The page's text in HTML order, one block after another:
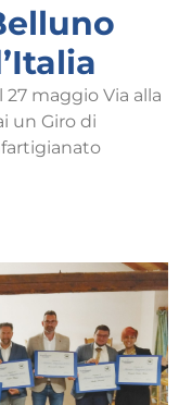
maggio Via alla
un Giro di